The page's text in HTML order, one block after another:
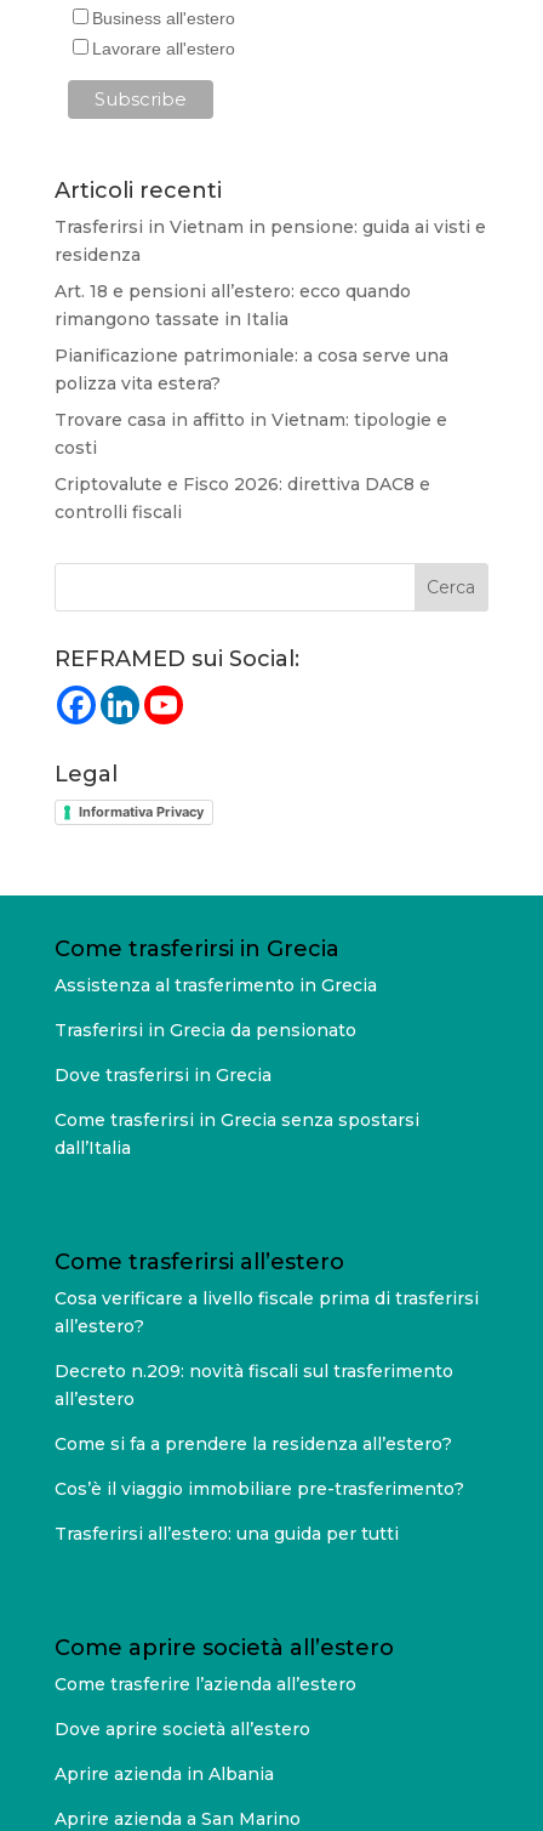
Business all'estero
Lavorare all'estero
Articoli recenti
Trasferirsi in Vietnam in pensione: guida ai visti e
residenza
Art. 18 e pensioni all’estero: ecco quando
rimangono tassate in Italia
Pianificazione patrimoniale: a cosa serve una
polizza vita estera?
Trovare casa in affitto in Vietnam: tipologie e
costi
Criptovalute e Fisco 2026: direttiva DAC8 e
controlli fiscali
REFRAMED sui Social:
Legal
Informativa Privacy
Come trasferirsi in Grecia
Assistenza al trasferimento in Grecia
Trasferirsi in Grecia da pensionato
Dove trasferirsi in Grecia
Come trasferirsi in Grecia senza spostarsi
dall’Italia
Come trasferirsi all’estero
Cosa verificare a livello fiscale prima di trasferirsi
all’estero?
Decreto n.209: novità fiscali sul trasferimento
all’estero
Come si fa a prendere la residenza all’estero?
Cos’è il viaggio immobiliare pre-trasferimento?
Trasferirsi all’estero: una guida per tutti
Come aprire società all’estero
Come trasferire l’azienda all’estero
Dove aprire società all’estero
Aprire azienda in Albania
Aprire azienda a San Marino